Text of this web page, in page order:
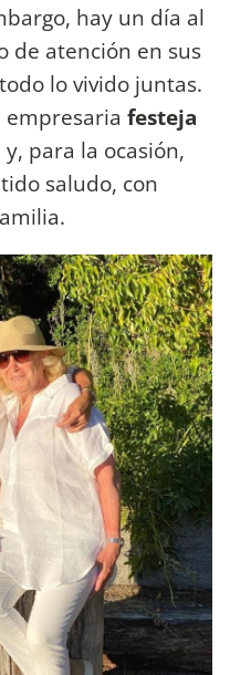
hay un día al
de atención en sus
lo vivido juntas.
empresaria festeja
para la ocasión,
saludo, con